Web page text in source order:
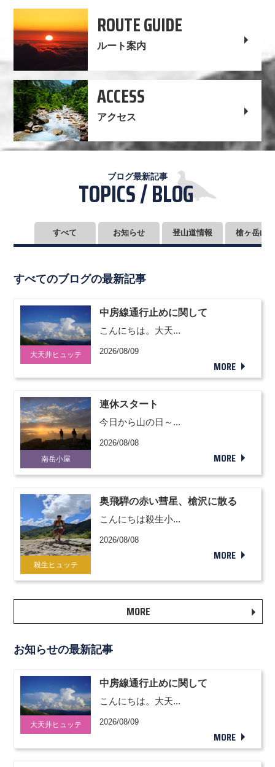
ROUTE GUIDE
ルート案内
ACCESS
アクセス
ブログ最新記事
TOPICS / BLOG
すべて お知らせ 登山道情報 槍ヶ岳山
すべてのブログの最新記事
大天井ヒュッテ
中房線通行止めに関して
こんにちは。大天...
2026/08/09
MORE
南岳小屋
連休スタート
今日から山の日～...
2026/08/08
MORE
殺生ヒュッテ
奥飛騨の赤い彗星、槍沢に散る
こんにちは殺生小...
2026/08/08
MORE
MORE
お知らせの最新記事
大天井ヒュッテ
中房線通行止めに関して
こんにちは。大天...
2026/08/09
MORE